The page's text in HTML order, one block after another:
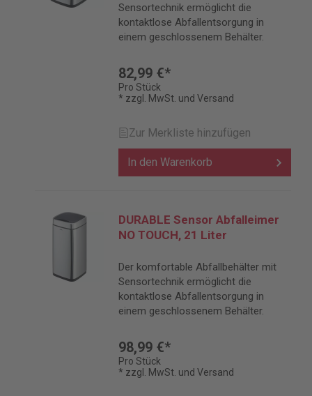
Sensortechnik ermöglicht die
kontaktlose Abfallentsorgung in
einem geschlossenem Behälter.
82,99 €*
Pro Stück
* zzgl. MwSt. und Versand
Zur Merkliste hinzufügen
In den Warenkorb
DURABLE Sensor Abfalleimer
NO TOUCH, 21 Liter
Der komfortable Abfallbehälter mit
Sensortechnik ermöglicht die
kontaktlose Abfallentsorgung in
einem geschlossenem Behälter.
98,99 €*
Pro Stück
* zzgl. MwSt. und Versand